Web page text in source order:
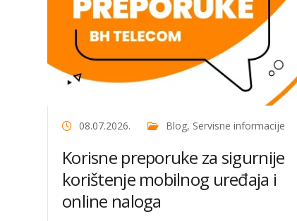
08.07.2026. Blog, Servisne informacije
Korisne preporuke za sigurnije
korištenje mobilnog uređaja i
online naloga